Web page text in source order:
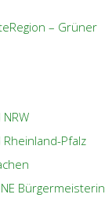
– Grüner
Pfalz
Bürgermeisterin